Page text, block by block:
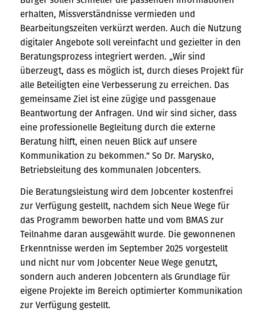
erhalten, Missverständnisse vermieden und
Bearbeitungszeiten verkürzt werden. Auch die Nutzung
digitaler Angebote soll vereinfacht und gezielter in den
Beratungsprozess integriert werden. „Wir sind
überzeugt, dass es möglich ist, durch dieses Projekt für
alle Beteiligten eine Verbesserung zu erreichen. Das
gemeinsame Ziel ist eine zügige und passgenaue
Beantwortung der Anfragen. Und wir sind sicher, dass
eine professionelle Begleitung durch die externe
Beratung hilft, einen neuen Blick auf unsere
Kommunikation zu bekommen.“ So Dr. Marysko,
Betriebsleitung des kommunalen Jobcenters.
Die Beratungsleistung wird dem Jobcenter kostenfrei
zur Verfügung gestellt, nachdem sich Neue Wege für
das Programm beworben hatte und vom BMAS zur
Teilnahme daran ausgewählt wurde. Die gewonnenen
Erkenntnisse werden im September 2025 vorgestellt
und nicht nur vom Jobcenter Neue Wege genutzt,
sondern auch anderen Jobcentern als Grundlage für
eigene Projekte im Bereich optimierter Kommunikation
zur Verfügung gestellt.